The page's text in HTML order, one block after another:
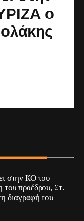
ο
στην ΚΟ του
προέδρου, Στ.
διαγραφή του